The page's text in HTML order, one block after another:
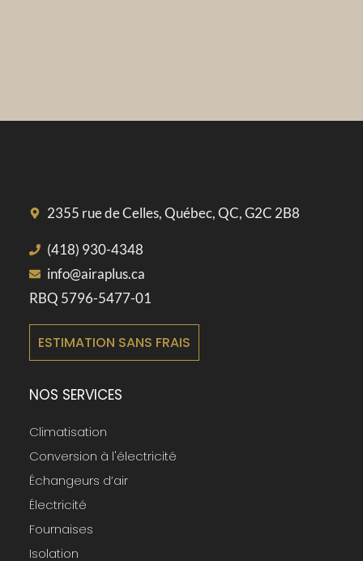
2355 rue de Celles, Québec, QC, G2C 2B8
(418) 930-4348
info@airaplus.ca
RBQ 5796-5477-01
ESTIMATION SANS FRAIS
NOS SERVICES
Climatisation
Conversion à l'électricité
Échangeurs d’air
Électricité
Fournaises
Isolation